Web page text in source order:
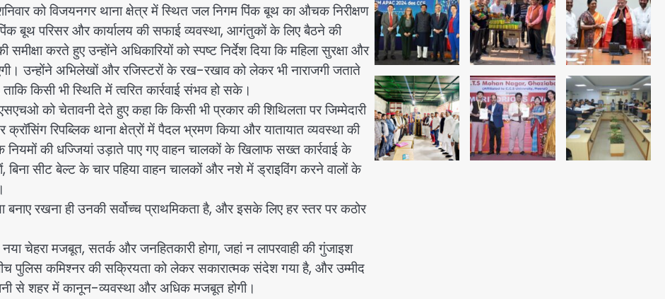
को विजयनगर थाना क्षेत्र में स्थित जल निगम पिंक बूथ का औचक निरीक्षण
बूथ परिसर और कार्यालय की सफाई व्यवस्था, आगंतुकों के लिए बैठने की
करते हुए उन्होंने अधिकारियों को स्पष्ट निर्देश दिया कि महिला सुरक्षा और
उन्होंने अभिलेखों और रजिस्टरों के रख-रखाव को लेकर भी नाराजगी जताते
किसी भी स्थिति में त्वरित कार्रवाई संभव हो सके।
को चेतावनी देते हुए कहा कि किसी भी प्रकार की शिथिलता पर जिम्मेदारी
रिपब्लिक थाना क्षेत्रों में पैदल भ्रमण किया और यातायात व्यवस्था की
नियमों की धज्जियां उड़ाते पाए गए वाहन चालकों के खिलाफ सख्त कार्रवाई के
सीट बेल्ट के चार पहिया वाहन चालकों और नशे में ड्राइविंग करने वालों के
रखना ही उनकी सर्वोच्च प्राथमिकता है, और इसके लिए हर स्तर पर कठोर
नया चेहरा मजबूत, सतर्क और जनहितकारी होगा, जहां न लापरवाही की गुंजाइश
पुलिस कमिश्नर की सक्रियता को लेकर सकारात्मक संदेश गया है, और उम्मीद
से शहर में कानून-व्यवस्था और अधिक मजबूत होगी।
2 Team JHJ
3
28 साल बाद कानून के शिकंजे में आया
हत्या का फरार आरोपी
Team JHJ